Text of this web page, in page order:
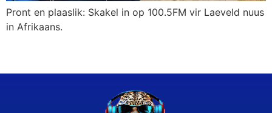
Pront en plaaslik: Skakel in op 100.5FM vir Laeveld nuus
in Afrikaans.